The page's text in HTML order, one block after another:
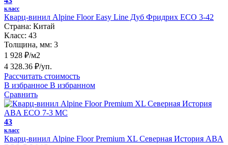
класс
Кварц-винил Alpine Floor Easy Line Дуб Фридрих ЕСО 3-42
Страна: Китай
Класс: 43
Толщина, мм: 3
1 928 ₽/м2
4 328.36 ₽/уп.
Рассчитать стоимость
В избранное В избранном
Сравнить
43
класс
Кварц-винил Alpine Floor Premium XL Северная История ABA